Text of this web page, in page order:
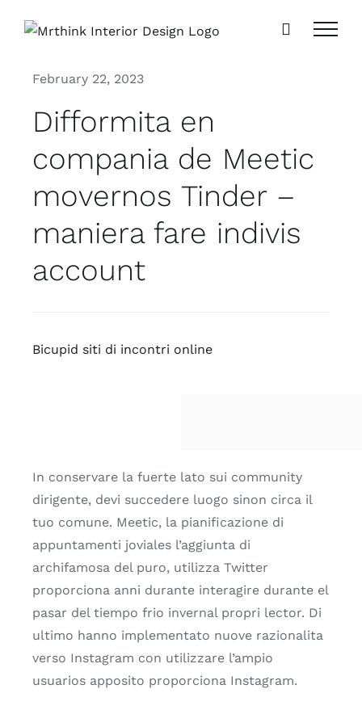
February 22, 2023
Difformita en
compania de Meetic
movernos Tinder –
maniera fare indivis
account
Bicupid siti di incontri online
In conservare la fuerte lato sui community
dirigente, devi succedere luogo sinon circa il
tuo comune. Meetic, la pianificazione di
appuntamenti joviales l’aggiunta di
archifamosa del puro, utilizza Twitter
proporciona anni durante interagire durante el
pasar del tiempo fri­o invernal propri lector. Di
ultimo hanno implementato nuove razionalita
verso Instagram con utilizzare l’ampio
usuarios apposito proporciona Instagram.